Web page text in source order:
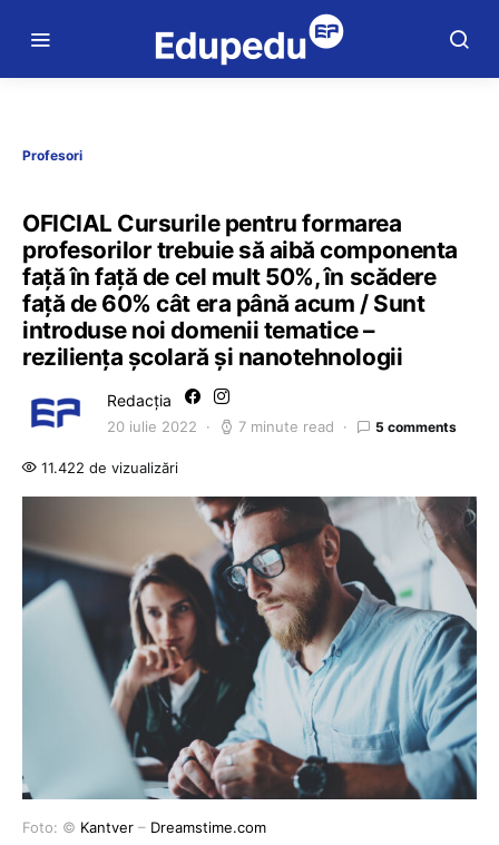
Profesori
OFICIAL Cursurile pentru formarea
profesorilor trebuie să aibă componenta
față în față de cel mult 50%, în scădere
față de 60% cât era până acum / Sunt
introduse noi domenii tematice –
reziliența școlară și nanotehnologii
Redacția
20 iulie 2022 7 minute read 5 comments
11.422 de vizualizări
Foto: © Kantver – Dreamstime.com